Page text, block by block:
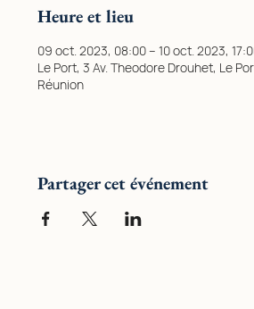
Heure et lieu
09 oct. 2023, 08:00 – 10 oct. 2023,
Le Port, 3 Av. Theodore Drouhet, Le
Réunion
Partager cet événement